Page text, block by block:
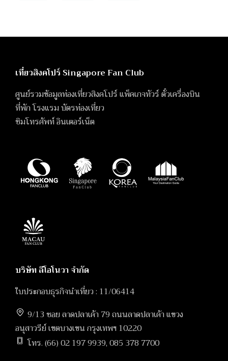
เที่ยวสิงคโปร์ Singapore Fan Club
ศูนย์รวมข้อมูลท่องเที่ยวสิงคโปร์ แพ็คเกจทัวร์ ตั๋วเครื่องบิน
ที่พัก โรงแรม บัตรท่องเที่ยว
ซิมโทรศัพท์ อินเตอร์เน็ต
บริษัท ลีโอโนวา จำกัด
ใบประกอบธุรกิจนำเที่ยว : 11/06414
9/13 ซอย ลาดปลาเค้า 79 ถนนลาดปลาเค้า แขวง
อนุสาวรีย์ เขตบางเขน กรุงเทพฯ 10220
โทร. (66) 02 197 9939, 085 378 7700